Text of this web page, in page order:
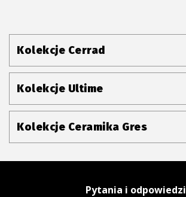
Kolekcje Cerrad
Kolekcje Ultime
Kolekcje Ceramika Gres
Pytania i odpowiedzi